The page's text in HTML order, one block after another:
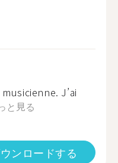
J’ai
と見る
ンロードする